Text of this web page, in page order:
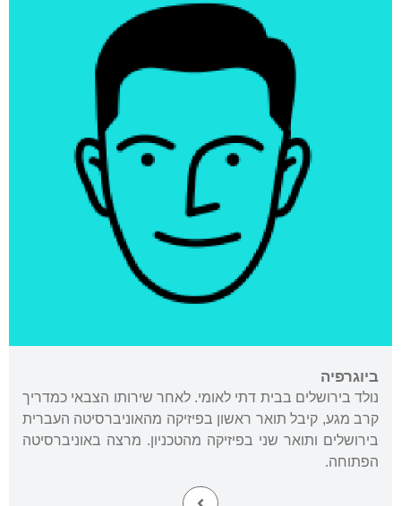
ביוגרפיה
נולד בירושלים בבית דתי לאומי. לאחר שירותו הצבאי כמדריך
קרב מגע, קיבל תואר ראשון בפיזיקה מהאוניברסיטה העברית
בירושלים ותואר שני בפיזיקה מהטכניון. מרצה באוניברסיטה
הפתוחה.